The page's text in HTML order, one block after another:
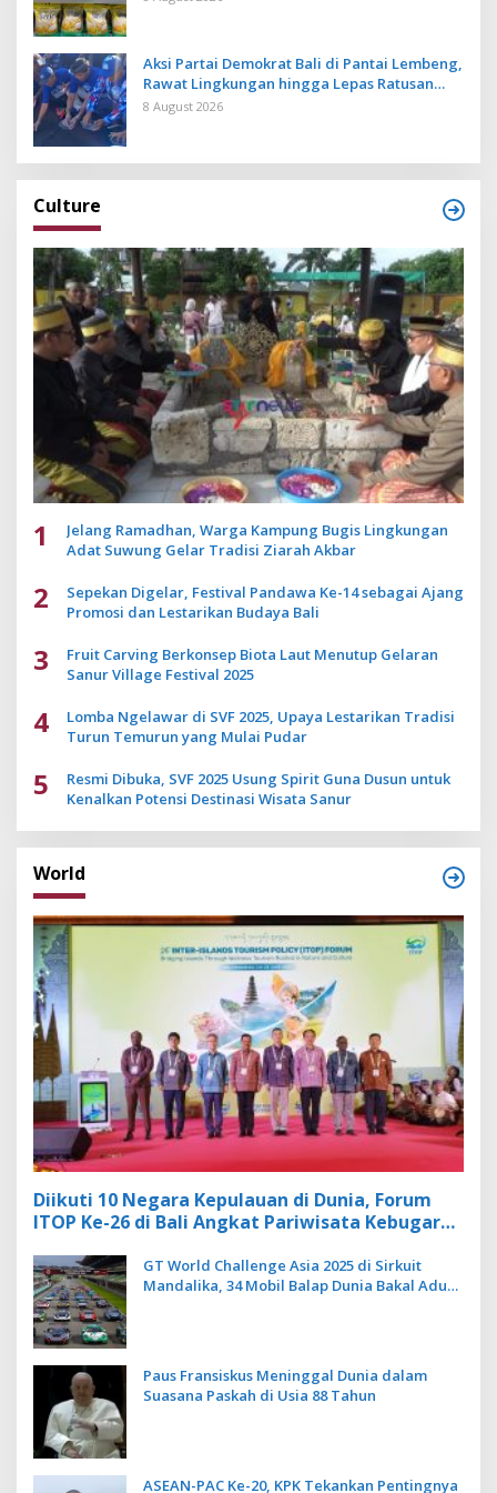
Aksi Partai Demokrat Bali di Pantai Lembeng,
Rawat Lingkungan hingga Lepas Ratusan
Tukik Bedawang Nala
8 August 2026
Culture
1
Jelang Ramadhan, Warga Kampung Bugis Lingkungan
Adat Suwung Gelar Tradisi Ziarah Akbar
2
Sepekan Digelar, Festival Pandawa Ke-14 sebagai Ajang
Promosi dan Lestarikan Budaya Bali
3
Fruit Carving Berkonsep Biota Laut Menutup Gelaran
Sanur Village Festival 2025
4
Lomba Ngelawar di SVF 2025, Upaya Lestarikan Tradisi
Turun Temurun yang Mulai Pudar
5
Resmi Dibuka, SVF 2025 Usung Spirit Guna Dusun untuk
Kenalkan Potensi Destinasi Wisata Sanur
World
Diikuti 10 Negara Kepulauan di Dunia, Forum
ITOP Ke-26 di Bali Angkat Pariwisata Kebugaran
GT World Challenge Asia 2025 di Sirkuit
Mandalika, 34 Mobil Balap Dunia Bakal Adu
Paus Fransiskus Meninggal Dunia dalam
Suasana Paskah di Usia 88 Tahun
ASEAN-PAC Ke-20, KPK Tekankan Pentingnya